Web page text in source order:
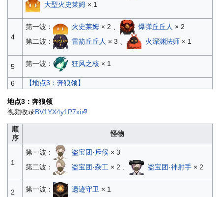
大型火史莱姆× 1
4
第一波： 火史莱姆× 2 、 爆弹丘丘人 × 2
第二波：
雷箭丘丘人 × 3 、 火深渊法师× 1
5 第一波： 狂风之核× 1
6 【地点3：奔狼领】
地点3：奔狼领
视频收录BV1YX4y1P7xi
顺
序
怪物
1
第一波： 盗宝团·斥候× 3
第二波：
盗宝团·杂工 × 2 、 盗宝团·神射手× 2
2 第一波： 遗迹守卫 × 1